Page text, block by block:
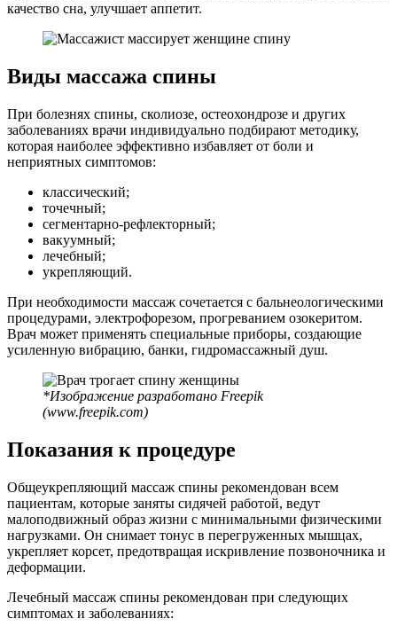
качество сна, улучшает аппетит.
Виды массажа спины
При болезнях спины, сколиозе, остеохондрозе и других
заболеваниях врачи индивидуально подбирают методику,
которая наиболее эффективно избавляет от боли и
неприятных симптомов:
классический;
точечный;
сегментарно-рефлекторный;
вакуумный;
лечебный;
укрепляющий.
При необходимости массаж сочетается с бальнеологическими
процедурами, электрофорезом, прогреванием озокеритом.
Врач может применять специальные приборы, создающие
усиленную вибрацию, банки, гидромассажный душ.
*Изображение разработано Freepik
(www.freepik.com)
Показания к процедуре
Общеукрепляющий массаж спины рекомендован всем
пациентам, которые заняты сидячей работой, ведут
малоподвижный образ жизни с минимальными физическими
нагрузками. Он снимает тонус в перегруженных мышцах,
укрепляет корсет, предотвращая искривление позвоночника и
деформации.
Лечебный массаж спины рекомендован при следующих
симптомах и заболеваниях: